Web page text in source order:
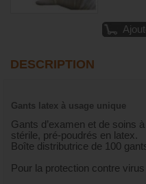
DESCRIPTION
Gants latex à usage unique
Gants d’examen et de soins
stérile, pré-poudrés en latex.
Boîte distributrice de 100
Pour la protection contre